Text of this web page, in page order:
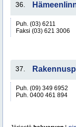
36.
Puh. (03) 6211
Faksi (03) 621 3006
37.
Puh. (09) 349 6952
Puh. 0400 461 894